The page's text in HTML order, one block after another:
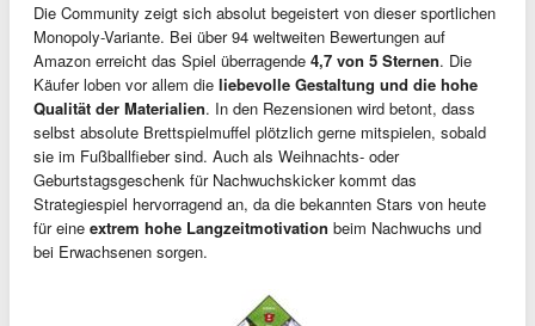
Die Community zeigt sich absolut begeistert von dieser sportlichen
Monopoly-Variante. Bei über 94 weltweiten Bewertungen auf
Amazon erreicht das Spiel überragende 4,7 von 5 Sternen. Die
Käufer loben vor allem die liebevolle Gestaltung und die hohe
Qualität der Materialien. In den Rezensionen wird betont, dass
selbst absolute Brettspielmuffel plötzlich gerne mitspielen, sobald
sie im Fußballfieber sind. Auch als Weihnachts- oder
Geburtstagsgeschenk für Nachwuchskicker kommt das
Strategiespiel hervorragend an, da die bekannten Stars von heute
für eine extrem hohe Langzeitmotivation beim Nachwuchs und
bei Erwachsenen sorgen.